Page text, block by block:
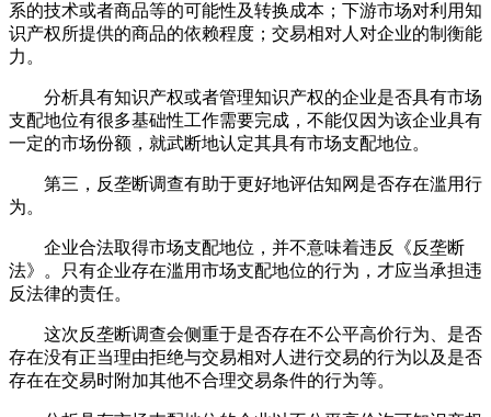
系的技术或者商品等的可能性及转换成本；下游市场对利用知
识产权所提供的商品的依赖程度；交易相对人对企业的制衡能
力。
分析具有知识产权或者管理知识产权的企业是否具有市场
支配地位有很多基础性工作需要完成，不能仅因为该企业具有
一定的市场份额，就武断地认定其具有市场支配地位。
第三，反垄断调查有助于更好地评估知网是否存在滥用行
为。
企业合法取得市场支配地位，并不意味着违反《反垄断
法》。只有企业存在滥用市场支配地位的行为，才应当承担违
反法律的责任。
这次反垄断调查会侧重于是否存在不公平高价行为、是否
存在没有正当理由拒绝与交易相对人进行交易的行为以及是否
存在在交易时附加其他不合理交易条件的行为等。